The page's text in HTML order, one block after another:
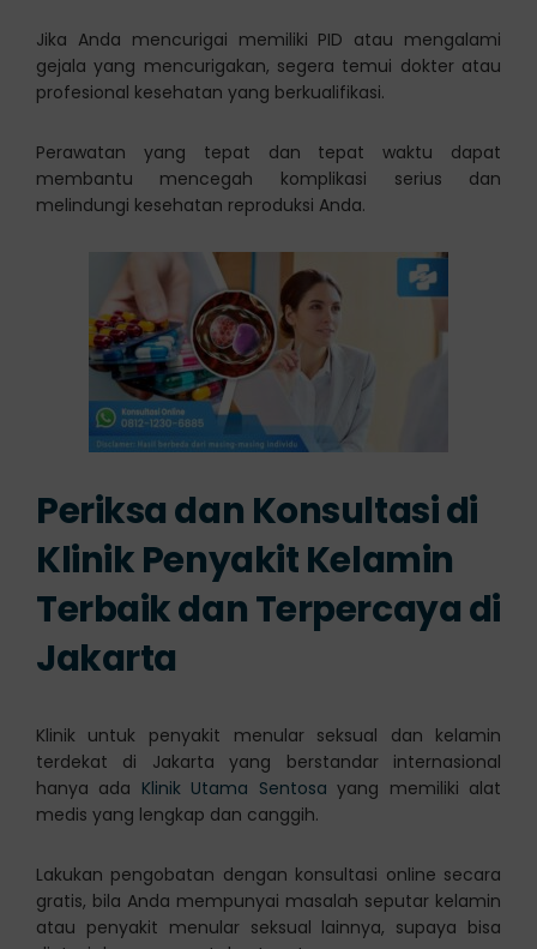
Jika Anda mencurigai memiliki PID atau mengalami
gejala yang mencurigakan, segera temui dokter atau
profesional kesehatan yang berkualifikasi.
Perawatan yang tepat dan tepat waktu dapat
membantu mencegah komplikasi serius dan
melindungi kesehatan reproduksi Anda.
Periksa dan Konsultasi di
Klinik Penyakit Kelamin
Terbaik dan Terpercaya di
Jakarta
Klinik untuk penyakit menular seksual dan kelamin
terdekat di Jakarta yang berstandar internasional
hanya ada Klinik Utama Sentosa yang memiliki alat
medis yang lengkap dan canggih.
Lakukan pengobatan dengan konsultasi online secara
gratis, bila Anda mempunyai masalah seputar kelamin
atau penyakit menular seksual lainnya, supaya bisa